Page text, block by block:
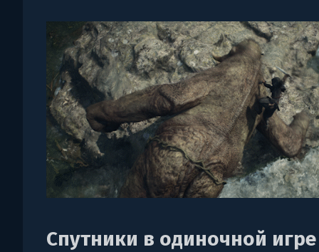
Спутники в одиночной игре